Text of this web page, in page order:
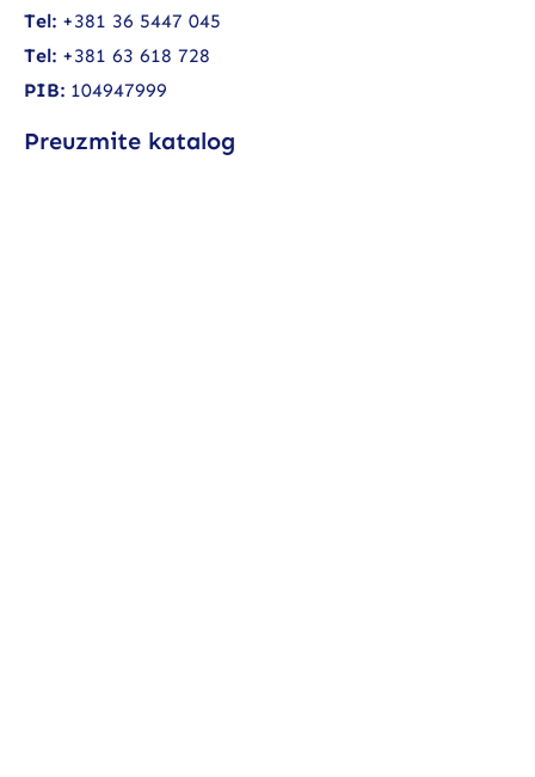
Tel: +381 36 5447 045
Tel: +381 63 618 728
PIB: 104947999
Preuzmite katalog